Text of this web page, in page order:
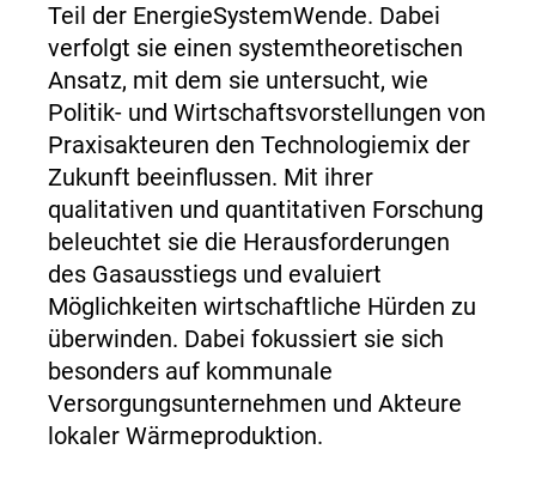
Teil der EnergieSystemWende. Dabei
verfolgt sie einen systemtheoretischen
Ansatz, mit dem sie untersucht, wie
Politik- und Wirtschaftsvorstellungen von
Praxisakteuren den Technologiemix der
Zukunft beeinflussen. Mit ihrer
qualitativen und quantitativen Forschung
beleuchtet sie die Herausforderungen
des Gasausstiegs und evaluiert
Möglichkeiten wirtschaftliche Hürden zu
überwinden. Dabei fokussiert sie sich
besonders auf kommunale
Versorgungsunternehmen und Akteure
lokaler Wärmeproduktion.